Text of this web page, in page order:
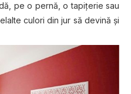
pe o pernă, o tapițerie sau
culori din jur să devină și